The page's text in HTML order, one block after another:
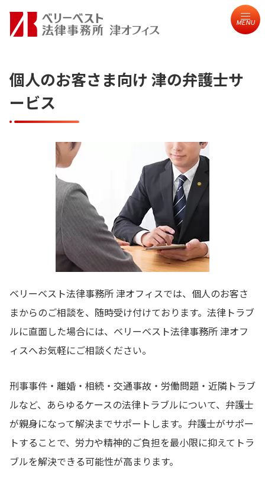
MENU
個人のお客さま向け 津の弁護士サ
ービス
ベリーベスト法律事務所 津オフィスでは、個人のお客さ
まからのご相談を、随時受け付けております。法律トラブ
ルに直面した場合には、ベリーベスト法律事務所 津オフ
ィスへお気軽にご相談ください。
刑事事件・離婚・相続・交通事故・労働問題・近隣トラブ
ルなど、あらゆるケースの法律トラブルについて、弁護士
が親身になって解決までサポートします。弁護士がサポー
トすることで、労力や精神的ご負担を最小限に抑えてトラ
ブルを解決できる可能性が高まります。